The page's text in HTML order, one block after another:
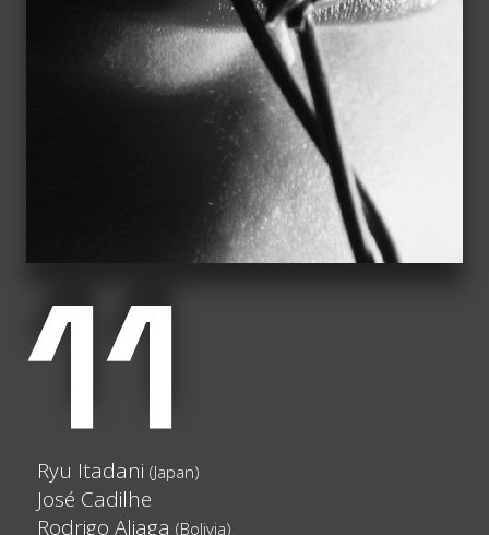
11
Ryu Itadani (Japan)
José Cadilhe
Rodrigo Aliaga (Bolivia)